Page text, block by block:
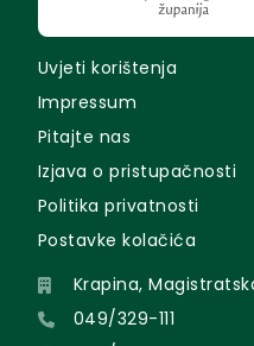
Uvjeti korištenja
Impressum
Pitajte nas
Izjava o pristupačnosti
Politika privatnosti
Postavke kolačića
Krapina,
049/329-111